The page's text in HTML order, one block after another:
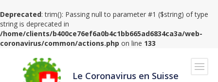
Deprecated: trim(): Passing null to parameter #1 ($string) of type
string is deprecated in
/home/clients/b400ce76ef6a0b4c1bb665ad6834ca3a/web-
coronavirus/common/actions.php on line 133
Le Coronavirus en Suisse